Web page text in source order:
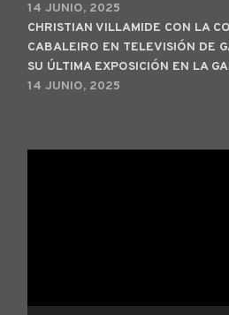
14 JUNIO, 2025
CHRISTIAN VILLAMIDE CON LA
CABALEIRO EN TELEVISIÓN DE
SU ÚLTIMA EXPOSICIÓN EN LA
14 JUNIO, 2025